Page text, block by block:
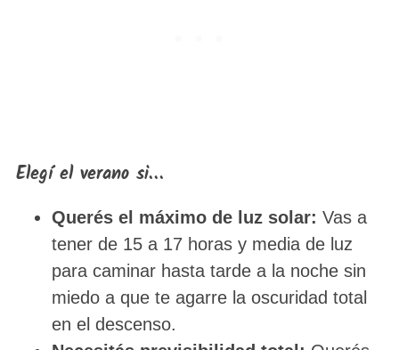
Elegí el verano si…
Querés el máximo de luz solar: Vas a
tener de 15 a 17 horas y media de luz
para caminar hasta tarde a la noche sin
miedo a que te agarre la oscuridad total
en el descenso.